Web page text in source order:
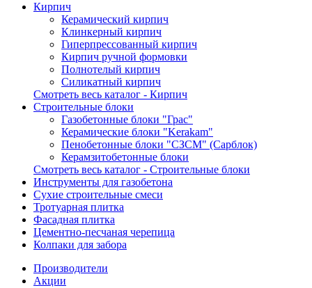
Кирпич
Керамический кирпич
Клинкерный кирпич
Гиперпрессованный кирпич
Кирпич ручной формовки
Полнотелый кирпич
Силикатный кирпич
Смотреть весь каталог - Кирпич
Строительные блоки
Газобетонные блоки "Грас"
Керамические блоки "Kerakam"
Пенобетонные блоки "СЗСМ" (Сарблок)
Керамзитобетонные блоки
Смотреть весь каталог - Строительные блоки
Инструменты для газобетона
Сухие строительные смеси
Тротуарная плитка
Фасадная плитка
Цементно-песчаная черепица
Колпаки для забора
Производители
Акции